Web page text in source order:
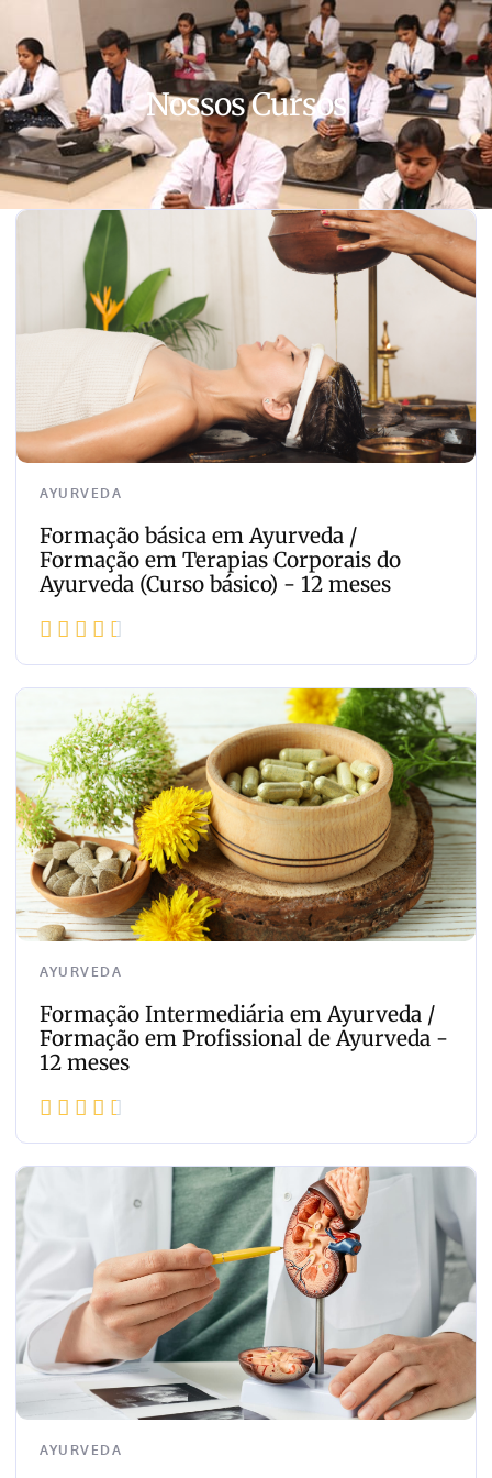
Nossos Cursos
AYURVEDA
Formação básica em Ayurveda /
Formação em Terapias Corporais do
Ayurveda (Curso básico) - 12 meses
    
AYURVEDA
Formação Intermediária em Ayurveda /
Formação em Profissional de Ayurveda -
12 meses
    
AYURVEDA